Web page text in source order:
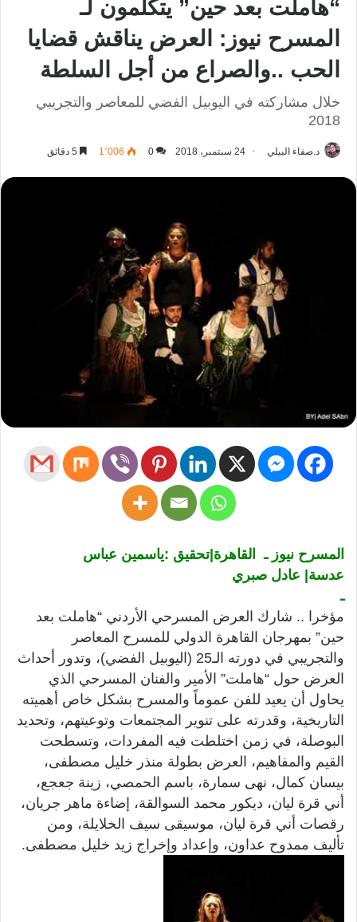
“هاملت بعد حين” يتكلمون لـ
المسرح نيوز: العرض يناقش قضايا
الحب ..والصراع من أجل السلطة
خلال مشاركته في اليوبيل الفضي للمعاصر والتجريبي
2018
د.صفاء البيلي 24 سبتمبر، 2018 0 1٬006
المسرح نيوز ـ القاهرة|تحقيق :ياسمين عباس
عدسة| عادل صبري
ـ
مؤخرا .. شارك العرض المسرحي الأردني “هاملت بعد
حين” بمهرجان القاهرة الدولي للمسرح المعاصر
والتجريبي في دورته الـ25 (اليوبيل الفضي)، وتدور أحداث
العرض حول “هاملت” الأمير والفنان المسرحي الذي
يحاول أن يعيد للفن عموماً والمسرح بشكل خاص أهميته
التاريخية، وقدرته على تنوير المجتمعات وتوعيتهم، وتحديد
البوصلة، في زمن اختلطت فيه المفردات، وتسطحت
القيم والمفاهيم، العرض بطولة منذر خليل مصطفى،
بيسان كمال، نهى سمارة، باسم الحمصي، زينة جعجع،
أني قرة ليان، ديكور محمد السوالقة، إضاءة ماهر جريان،
رقصات أني قرة ليان، موسيقى سيف الخلايلة، ومن
تأليف ممدوح عداون، وإعداد وإخراج زيد خليل مصطفى.